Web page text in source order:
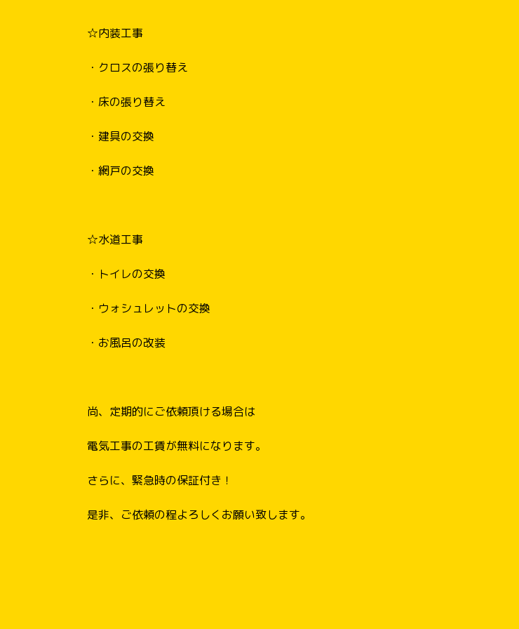
☆内装工事
・クロスの張り替え
・床の張り替え
・建具の交換
・網戸の交換
☆水道工事
・トイレの交換
・ウォシュレットの交換
・お風呂の改装
尚、定期的にご依頼頂ける場合は
電気工事の工賃が無料になります。
さらに、緊急時の保証付き！
是非、ご依頼の程よろしくお願い致します。